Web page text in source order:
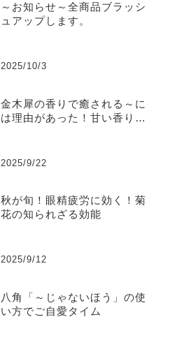
～お知らせ～全商品ブラッシ
ュアップします。
2025/10/3
金木犀の香りで癒される～に
は理由があった！甘い香りに
2025/9/22
秋が旬！眼精疲労に効く！菊
花の知られざる効能
2025/9/12
八角「～じゃないほう」の使
い方でご自愛タイム